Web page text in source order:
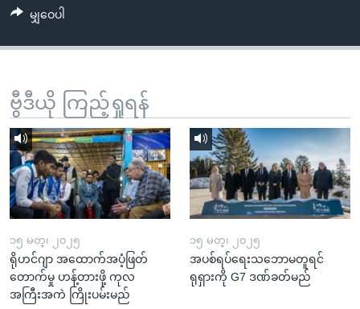
ရှာဖွေ
နေရာ
သို့
ကျော်
ရန်
မျှဝေပါ
ဗွီဒီယို ကြည့်ရှုရန်
၁၅ မတ္၊ ၂၀၂၅
ရိုဟင်ဂျာ အထောက်အပံ့ဖြတ်
တောက်မှု ဟန့်တားဖို့ ကုလ
အကြီးအကဲ ကြိုးပမ်းမည်
၁၅ မတ္၊ ၂၀၂၅
အပစ်ရပ်ရေးသဘောမတူရင်
ရုရှားကို G7 ဒဏ်ခတ်မည်